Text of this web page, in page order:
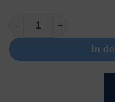
Lortone 33-B Menge
In